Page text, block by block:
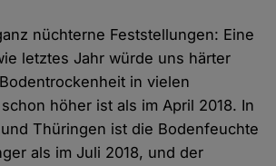
nüchterne Feststellungen: Eine
letztes Jahr würde uns härter
in vielen
höher ist als im April 2018. In
Thüringen ist die Bodenfeuchte
als im Juli 2018, und der